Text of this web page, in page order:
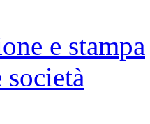
e stampa
società